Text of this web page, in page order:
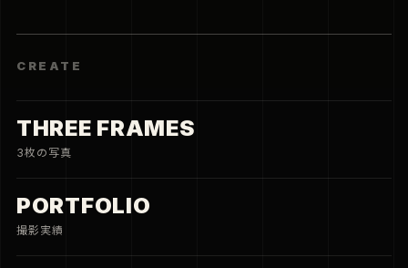
CREATE
THREE FRAMES
3枚の写真
PORTFOLIO
撮影実績